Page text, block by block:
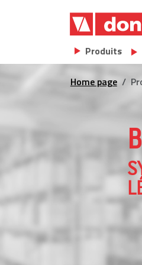
Main
Produits
Home page